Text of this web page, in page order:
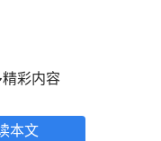
彩内容
本文